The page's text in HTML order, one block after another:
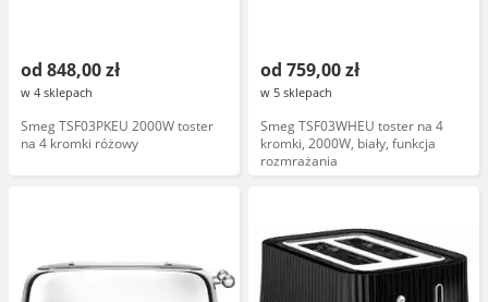
od 848,00 zł
w 4 sklepach
Smeg TSF03PKEU 2000W toster
na 4 kromki różowy
od 759,00 zł
w 5 sklepach
Smeg TSF03WHEU toster na 4
kromki, 2000W, biały, funkcja
rozmrażania